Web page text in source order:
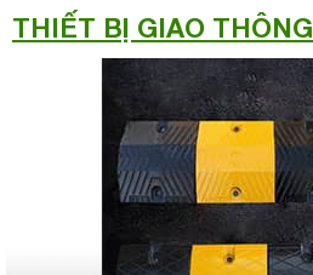
THIẾT BỊ GIAO THÔNG